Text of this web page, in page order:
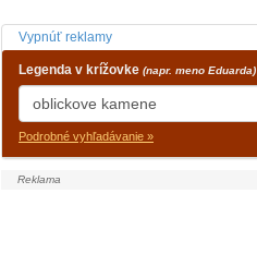
Vypnúť reklamy
Legenda v krížovke (napr. meno Eduarda)
Podrobné vyhľadávanie »